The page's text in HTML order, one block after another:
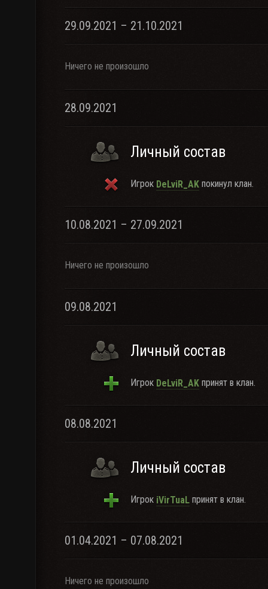
29.09.2021 – 21.10.2021
Ничего не произошло
28.09.2021
Личный состав
Игрок DeLviR_AK покинул клан.
10.08.2021 – 27.09.2021
Ничего не произошло
09.08.2021
Личный состав
Игрок DeLviR_AK принят в клан.
08.08.2021
Личный состав
Игрок iVirTuaL принят в клан.
01.04.2021 – 07.08.2021
Ничего не произошло